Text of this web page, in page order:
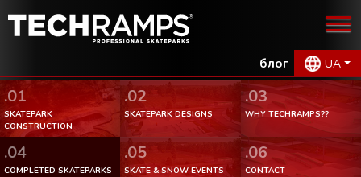
блог UA
.01
SKATEPARK
CONSTRUCTION
.02
SKATEPARK DESIGNS
.03
WHY TECHRAMPS??
.04
COMPLETED SKATEPARKS
.05
SKATE & SNOW EVENTS
.06
CONTACT